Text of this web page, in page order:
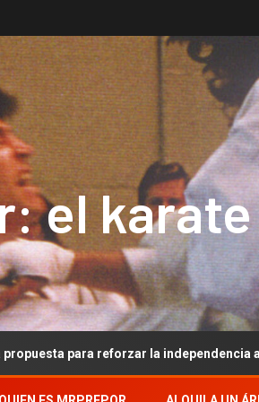
el
la independencia arbitral